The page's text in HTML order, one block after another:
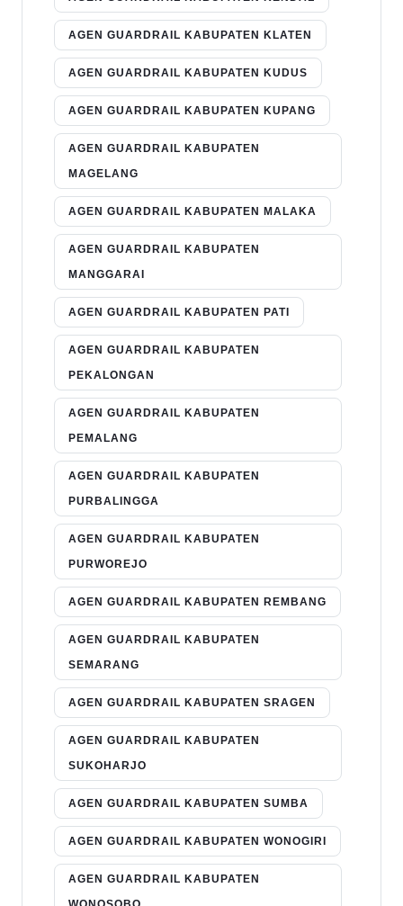
AGEN GUARDRAIL KABUPATEN KLATEN
AGEN GUARDRAIL KABUPATEN KUDUS
AGEN GUARDRAIL KABUPATEN KUPANG
AGEN GUARDRAIL KABUPATEN
MAGELANG
AGEN GUARDRAIL KABUPATEN MALAKA
AGEN GUARDRAIL KABUPATEN
MANGGARAI
AGEN GUARDRAIL KABUPATEN PATI
AGEN GUARDRAIL KABUPATEN
PEKALONGAN
AGEN GUARDRAIL KABUPATEN
PEMALANG
AGEN GUARDRAIL KABUPATEN
PURBALINGGA
AGEN GUARDRAIL KABUPATEN
PURWOREJO
AGEN GUARDRAIL KABUPATEN REMBANG
AGEN GUARDRAIL KABUPATEN
SEMARANG
AGEN GUARDRAIL KABUPATEN SRAGEN
AGEN GUARDRAIL KABUPATEN
SUKOHARJO
AGEN GUARDRAIL KABUPATEN SUMBA
AGEN GUARDRAIL KABUPATEN WONOGIRI
AGEN GUARDRAIL KABUPATEN